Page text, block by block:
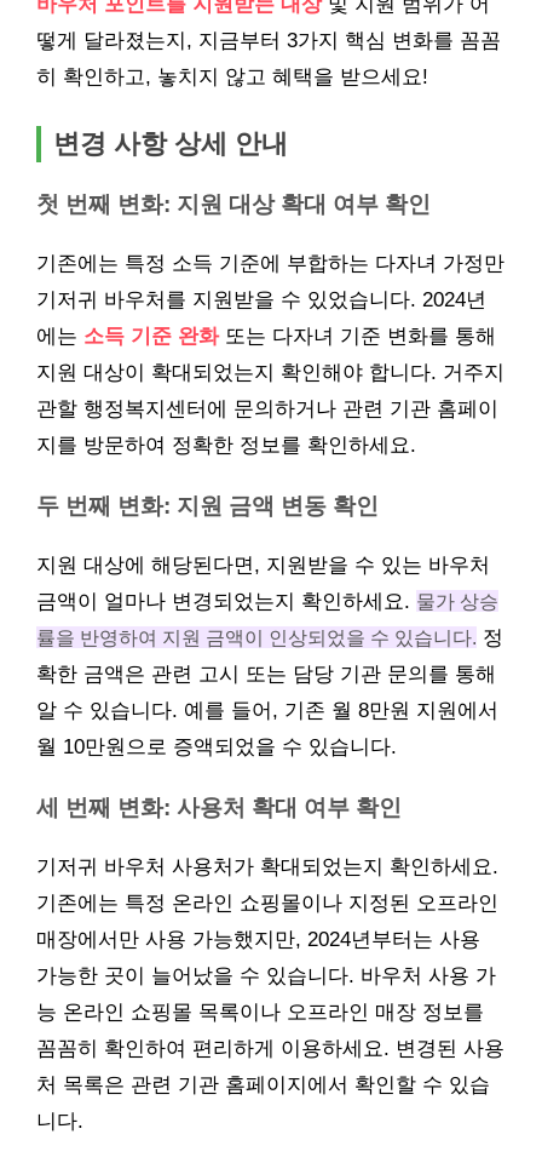
떻게 달라졌는지, 지금부터 3가지 핵심 변화를 꼼꼼
히 확인하고, 놓치지 않고 혜택을 받으세요!
변경 사항 상세 안내
첫 번째 변화: 지원 대상 확대 여부 확인
기존에는 특정 소득 기준에 부합하는 다자녀 가정만
기저귀 바우처를 지원받을 수 있었습니다. 2024년
에는 소득 기준 완화또는 다자녀 기준 변화를 통해
지원 대상이 확대되었는지 확인해야 합니다. 거주지
관할 행정복지센터에 문의하거나 관련 기관 홈페이
지를 방문하여 정확한 정보를 확인하세요.
두 번째 변화: 지원 금액 변동 확인
지원 대상에 해당된다면, 지원받을 수 있는 바우처
금액이 얼마나 변경되었는지 확인하세요. 물가 상승
률을 반영하여 지원 금액이 인상되었을 수 있습니다. 정
확한 금액은 관련 고시 또는 담당 기관 문의를 통해
알 수 있습니다. 예를 들어, 기존 월 8만원 지원에서
월 10만원으로 증액되었을 수 있습니다.
세 번째 변화: 사용처 확대 여부 확인
기저귀 바우처 사용처가 확대되었는지 확인하세요.
기존에는 특정 온라인 쇼핑몰이나 지정된 오프라인
매장에서만 사용 가능했지만, 2024년부터는 사용
가능한 곳이 늘어났을 수 있습니다. 바우처 사용 가
능 온라인 쇼핑몰 목록이나 오프라인 매장 정보를
꼼꼼히 확인하여 편리하게 이용하세요. 변경된 사용
처 목록은 관련 기관 홈페이지에서 확인할 수 있습
니다.